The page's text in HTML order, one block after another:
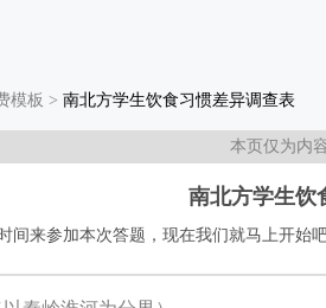
模板 > 南北方学生饮食习惯差异调查表
本页仅为内
南北方学生饮
间来参加本次答题，现在我们就马上开始